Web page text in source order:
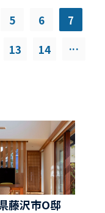
5 6
7
13 14 ...
藤沢市O邸